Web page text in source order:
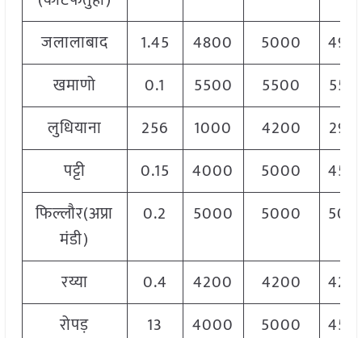
जलालाबाद 1.45 4800 5000
खमाणो
0.1 5500 5500
लुधियाना
256 1000 4200
पट्टी
0.15 4000 5000
फिल्लौर(अप्रा
मंडी)
0.2 5000 5000
रय्या 0.4 4200 4200
रोपड़
13 4000 5000